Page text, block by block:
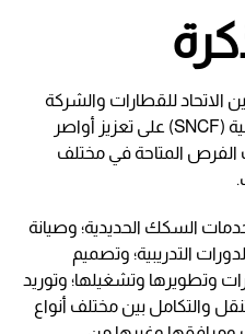
الاتحاد للقطارات والشركة
الوطنية للسكك الحديدية الفرنسية (SNCF) على تعزيز أواصر
الفرص المتاحة في مختلف
السكك الحديدية؛ وصيانة
التدريبية؛ وتصميم
وتطويرها وتشغيلها؛ وتوريد
والتكامل بين مختلف أنواع